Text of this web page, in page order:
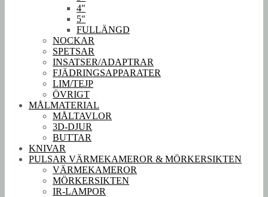
4″
5″
FULLÄNGD
NOCKAR
SPETSAR
INSATSER/ADAPTRAR
FJÄDRINGSAPPARATER
LIM/TEJP
ÖVRIGT
MÅLMATERIAL
MÅLTAVLOR
3D-DJUR
BUTTAR
KNIVAR
PULSAR VÄRMEKAMEROR & MÖRKERSIKTEN
VÄRMEKAMEROR
MÖRKERSIKTEN
IR-LAMPOR